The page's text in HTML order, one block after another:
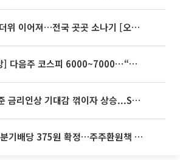
35도 안팎 무더위 이어져…전국 곳곳 소나기 [오늘 날씨]
[주간증시전망] 다음주 코스피 6000~7000⋯“外人 수급은 정책이 변수”
뉴욕증시, 연준 금리인상 기대감 꺾이자 상승...S&P500 사상 최고치 [종합]
SK하이닉스, 분기배당 375원 확정…주주환원책 9월로 앞당겨 발표